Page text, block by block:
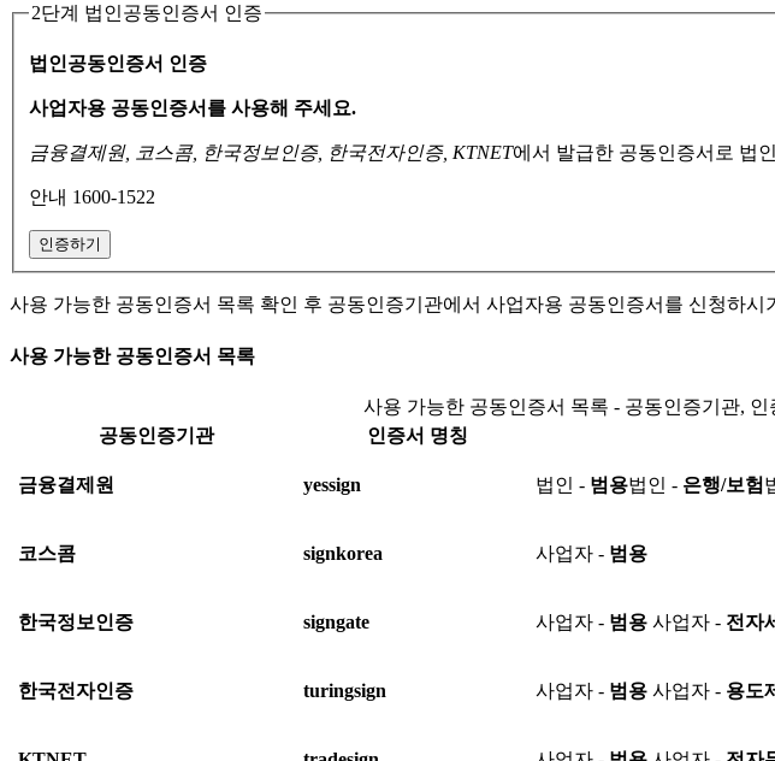
2단계 법인공동인증서 인증
법인공동인증서 인증
사업자용 공동인증서를 사용해 주세요.
금융결제원, 코스콤, 한국정보인증, 한국전자인증, KTNET에서 발급한 공동인증서로 법
안내 1600-1522
인증하기
사용 가능한 공동인증서 목록 확인 후 공동인증기관에서 사업자용 공동인증서를 신청하시
사용 가능한 공동인증서 목록
사용 가능한 공동인증서 목록 - 공동인증기관,
공동인증기관
인증서 명칭
금융결제원 yessign 법인 - 범용법인 - 은행/보험
코스콤 signkorea 사업자 - 범용
한국정보인증 signgate 사업자 - 범용 사업자 - 전자
한국전자인증 turingsign 사업자 - 범용 사업자 - 용도